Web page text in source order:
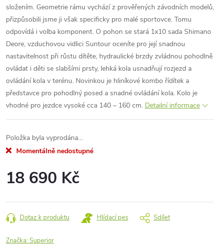
složením. Geometrie rámu vychází z prověřených závodních modelů,
přizpůsobili jsme ji však specificky pro malé sportovce. Tomu
odpovídá i volba komponent. O pohon se stará 1x10 sada Shimano
Deore, vzduchovou vidlici Suntour oceníte pro její snadnou
nastavitelnost při růstu dítěte, hydraulické brzdy zvládnou pohodlně
ovládat i děti se slabšími prsty, lehká kola usnadňují rozjezd a
ovládání kola v terénu. Novinkou je hliníkové kombo řídítek a
představce pro pohodlný posed a snadné ovládání kola. Kolo je
vhodné pro jezdce vysoké cca 140 – 160 cm. Detailní informace
Položka byla vyprodána…
Momentálně nedostupné
18 690 Kč
cena:
Dotaz k produktu Hlídací pes Sdílet
Značka:Superior